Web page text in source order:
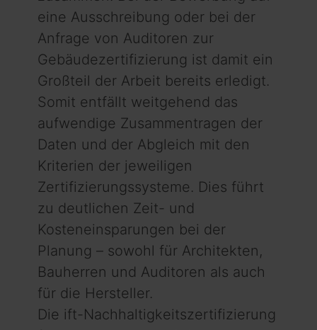
eine Ausschreibung oder bei der
Anfrage von Auditoren zur
Gebäudezertifizierung ist damit ein
Großteil der Arbeit bereits erledigt.
Somit entfällt weitgehend das
aufwendige Zusammentragen der
Daten und der Abgleich mit den
Kriterien der jeweiligen
Zertifizierungssysteme. Dies führt
zu deutlichen Zeit- und
Kosteneinsparungen bei der
Planung – sowohl für Architekten,
Bauherren und Auditoren als auch
für die Hersteller.
Die ift-Nachhaltigkeitszertifizierung